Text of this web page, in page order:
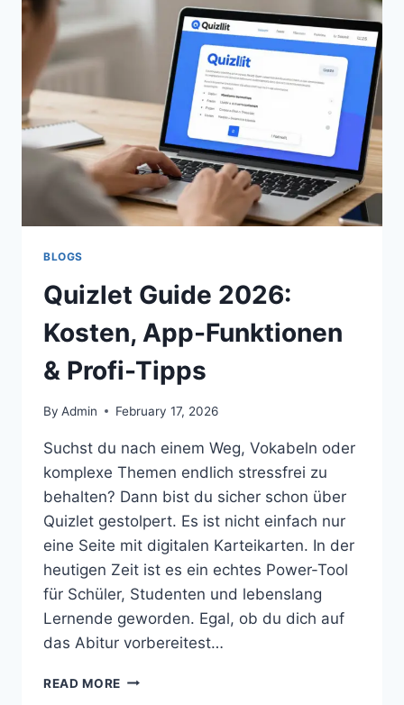
LE
PARFUM
DER
ULTIMATIVE
KOMPLIMENT-
MAGNET
IST
BLOGS
Quizlet Guide 2026:
Kosten, App-Funktionen
& Profi-Tipps
By Admin February 17, 2026
Suchst du nach einem Weg, Vokabeln oder
komplexe Themen endlich stressfrei zu
behalten? Dann bist du sicher schon über
Quizlet gestolpert. Es ist nicht einfach nur
eine Seite mit digitalen Karteikarten. In der
heutigen Zeit ist es ein echtes Power-Tool
für Schüler, Studenten und lebenslang
Lernende geworden. Egal, ob du dich auf
das Abitur vorbereitest…
READ MORE QUIZLET